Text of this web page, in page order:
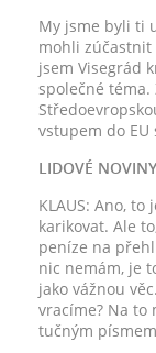
My jsme byli ti
mohli zúčastnit
jsem Visegrád
společné
vstupem do EU
LIDOVÉ
KLAUS: Ano,
karikovat. Ale
peníze na
nic nemám, je
jako vážnou
vracíme? Na to
tučným